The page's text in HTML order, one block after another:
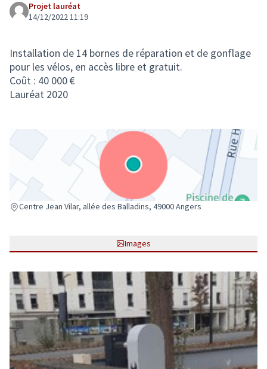
Projet lauréat
14/12/2022 11:19
Installation de 14 bornes de réparation et de gonflage
pour les vélos, en accès libre et gratuit.
Coût : 40 000 €
Lauréat 2020
Centre Jean Vilar, allée des Balladins, 49000 Angers
(Lien externe)
Images